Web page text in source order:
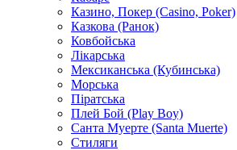
Казино, Покер (Casino, Poker)
Казкова (Ранок)
Ковбойська
Лікарська
Мексиканська (Кубинська)
Морська
Піратська
Плей Бой (Play Boy)
Санта Муерте (Santa Muerte)
Стиляги